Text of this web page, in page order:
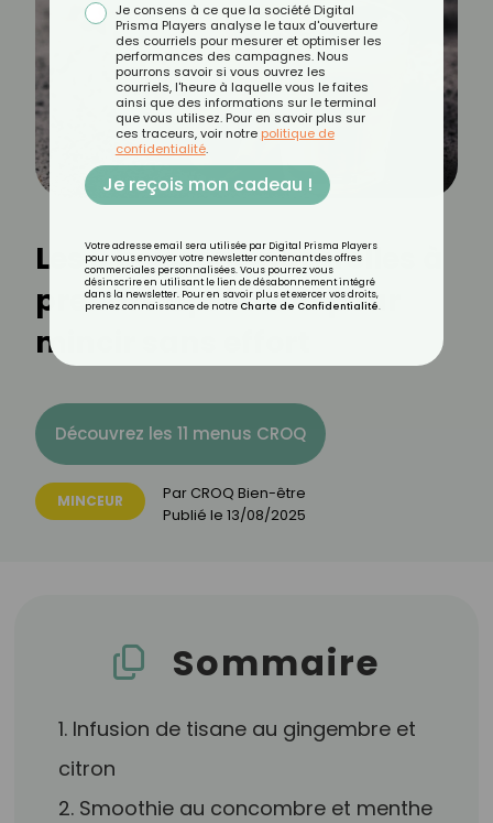
Les 3 boissons naturelles à
prendre après 20h pour
mincir sans effort
Découvrez les 11 menus CROQ
MINCEUR Par CROQ Bien-être
Publié le 13/08/2025
Sommaire
1. Infusion de tisane au gingembre et
citron
2. Smoothie au concombre et menthe
Je consens à ce que la société Digital
Prisma Players analyse le taux d'ouverture
des courriels pour mesurer et optimiser les
performances des campagnes. Nous
pourrons savoir si vous ouvrez les
courriels, l'heure à laquelle vous le faites
ainsi que des informations sur le terminal
que vous utilisez. Pour en savoir plus sur
ces traceurs, voir notre politique de
confidentialité.
Je reçois mon cadeau !
Votre adresse email sera utilisée par Digital Prisma Players
pour vous envoyer votre newsletter contenant des offres
commerciales personnalisées. Vous pourrez vous
désinscrire en utilisant le lien de désabonnement intégré
dans la newsletter. Pour en savoir plus et exercer vos droits,
prenez connaissance de notre Charte de Confidentialité.